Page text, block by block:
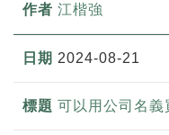
江楷強
2024-08-21
可以用公司名義